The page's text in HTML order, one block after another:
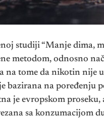
studiji “Manje dima,
metodom, odnosno
na tome da nikotin nije
bazirana na poređenju
je evropskom
sa konzumacijom